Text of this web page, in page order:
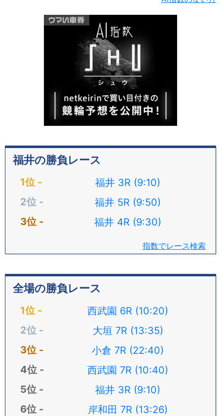
福井の勝負レース
福井 3R (9:10)
福井 5R (9:50)
福井 4R (9:30)
指数でレース検索
全場の勝負レース
西武園 6R (10:20)
大垣 7R (13:35)
小倉 7R (22:40)
西武園 7R (10:40)
福井 3R (9:10)
岸和田 7R (13:26)